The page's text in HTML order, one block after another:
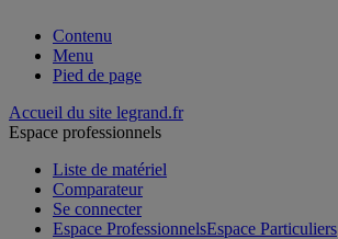
Contenu
Menu
Pied de page
Accueil du site legrand.fr
Espace professionnels
Liste de matériel
Comparateur
Se connecter
Espace ProfessionnelsEspace Particuliers